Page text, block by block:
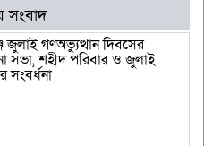
সংবাদ
জুলাই গণঅভ্যুত্থান দিবসের
সভা, শহীদ পরিবার ও জুলাই
সংবর্ধনা